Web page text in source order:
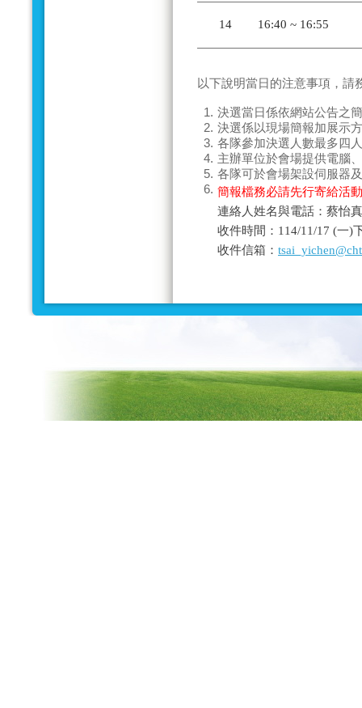
14 16:40 ~ 16:55
以下說明當日的注意事項 ，請
1. 決選當日係依網站公告之
2. 決選係以現場簡報加展示
3. 各隊參加決選人數最多四人
4. 主辦單位於會場提供電腦
5. 各隊可於會場架設伺服器
6. 簡報檔務必請先行寄給活
連絡人姓名與電話：蔡怡
收件時間：114/11/17 (一)
收件信箱：